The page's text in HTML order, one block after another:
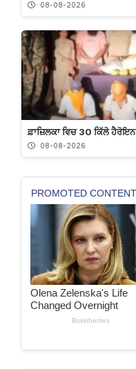
08-08-2026
ਫ਼ਾਜ਼ਿਲਕਾ ਵਿਚ 30 ਕਿੱਲੋ
08-08-2026